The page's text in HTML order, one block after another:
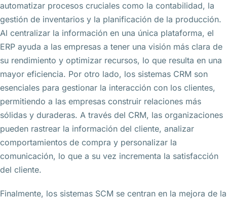
automatizar procesos cruciales como la contabilidad, la
gestión de inventarios y la planificación de la producción.
Al centralizar la información en una única plataforma, el
ERP ayuda a las empresas a tener una visión más clara de
su rendimiento y optimizar recursos, lo que resulta en una
mayor eficiencia. Por otro lado, los sistemas CRM son
esenciales para gestionar la interacción con los clientes,
permitiendo a las empresas construir relaciones más
sólidas y duraderas. A través del CRM, las organizaciones
pueden rastrear la información del cliente, analizar
comportamientos de compra y personalizar la
comunicación, lo que a su vez incrementa la satisfacción
del cliente.
Finalmente, los sistemas SCM se centran en la mejora de la